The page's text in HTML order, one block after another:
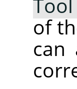
of
can